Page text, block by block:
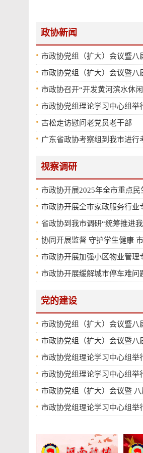
政协新闻
市政协党组（扩大）会议暨八
开
市政协党组（扩大）会议暨八
开
市政协召开“开发黄河滨水休
季” 专题协商座谈会
市政协党组理论学习中心组举
绩观学习教育第三次集体学习
古松走访慰问老党员老干部
广东省政协考察组到我市进行
视察调研
市政协开展2025年全市重点
视察
市政协开展全市家政服务行业
发展新篇章
省政协到我市调研“统筹推进
利用”工作
协同开展监督 守护学生健康
品安全专项视察
市政协开展加强小区物业管理
市政协开展缓解城市停车难问
党的建设
市政协党组（扩大）会议暨八
开
市政协党组（扩大）会议暨八
开
市政协党组理论学习中心组举
绩观学习教育第三次集体学习
市政协党组理论学习中心组举
观学习教育第二次集体学习
市政协党组（扩大）会议暨
召开
市政协党组理论学习中心组举